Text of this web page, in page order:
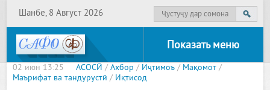
Шанбе, 8 Август 2026
Показать меню
02 июн 13:25 АСОСӢ /Ахбор / Иҷтимоъ / Мақомот /
Маърифат ва тандурустӣ / Иқтисод